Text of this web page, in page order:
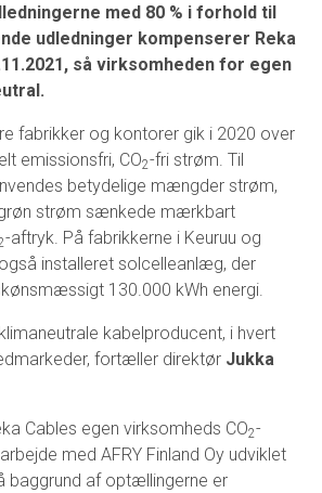
med 80 % i forhold til
udledninger kompenserer Reka
så virksomheden for egen
fabrikker og kontorer gik i 2020 over
emissionsfri, CO2-fri strøm. Til
betydelige mængder strøm,
strøm sænkede mærkbart
-aftryk. På fabrikkerne i Keuruu og
installeret solcelleanlæg, der
130.000 kWh energi.
kabelproducent, i hvert
fortæller direktør Jukka
Cables egen virksomheds CO2-
med AFRY Finland Oy udviklet
baggrund af optællingerne er